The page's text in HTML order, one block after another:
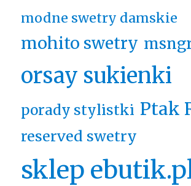
modne swetry damskie
mohito swetry
orsay sukienki
porady stylistki Ptak
reserved swetry
sklep